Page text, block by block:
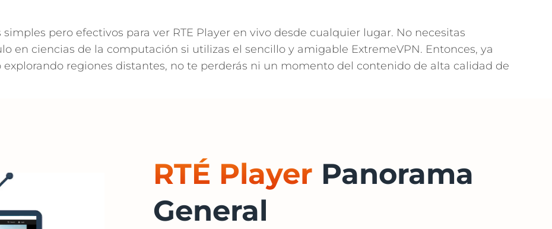
pero efectivos para ver RTE Player en vivo desde cualquier lugar. No necesitas
en ciencias de la computación si utilizas el sencillo y amigable ExtremeVPN. Entonces, ya
regiones distantes, no te perderás ni un momento del contenido de alta calidad de
RTÉ Player Panorama
General